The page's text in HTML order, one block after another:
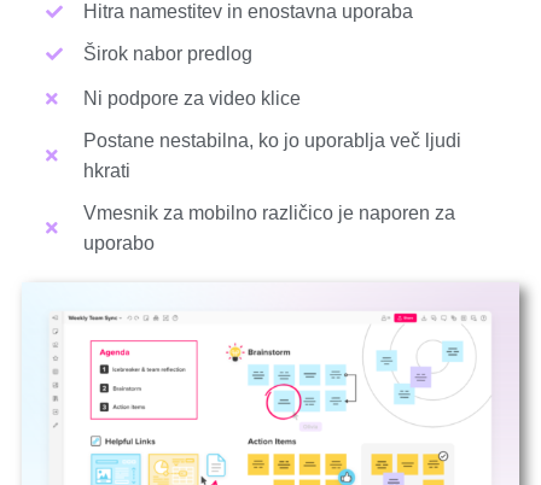
Hitra namestitev in enostavna uporaba
Širok nabor predlog
Ni podpore za video klice
Postane nestabilna, ko jo uporablja več ljudi
hkrati
Vmesnik za mobilno različico je naporen za
uporabo